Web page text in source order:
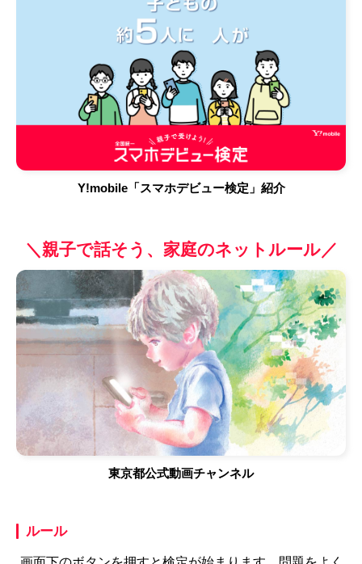
Y!mobile「スマホデビュー検定」紹介
＼親子で話そう、家庭のネットルール／
東京都公式動画チャンネル
ルール